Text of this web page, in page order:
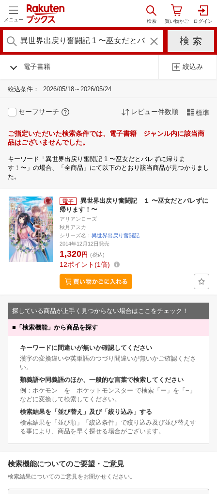
メニュー
電子書籍 絞込み
絞込条件： 2026/05/18～2026/05/24
セーフサーチ レビュー件数順 標準
ご指定いただいた検索条件では、電子書籍 ジャンル内に該当商
品はございませんでした。
キーワード「異世界出戻り奮闘記 1 〜巫女だとバレずに帰りま
す！〜」の場合、「全商品」にて以下のとおり該当商品が見つかりまし
た。
異世界出戻り奮闘記 １ 〜巫女だとバレずに
帰ります！〜
アリアンローズ
秋月アスカ
シリーズ名： 異世界出戻り奮闘記
2014年12月12日発売
1,320円 (税込)
12ポイント 1倍
探している商品が上手く見つからない場合はここをチェック！
■ 「検索機能」から商品を探す
キーワードに間違いが無いか確認してください
漢字の変換違いや英単語のつづり間違いが無いかご確認くださ
い。
類義語や同義語のほか、一般的な言葉で検索してください
例：ポケモン を ポケットモンスター で検索「ー」を「−」
などに変換して検索してください。
検索結果を「並び替え」及び「絞り込み」する
検索結果を「並び順」「絞込条件」で絞り込み及び並び替えす
る事により、商品を早く探せる場合がございます。
検索機能についてのご要望・ご意見
検索結果についてのご意見をお聞かせください。